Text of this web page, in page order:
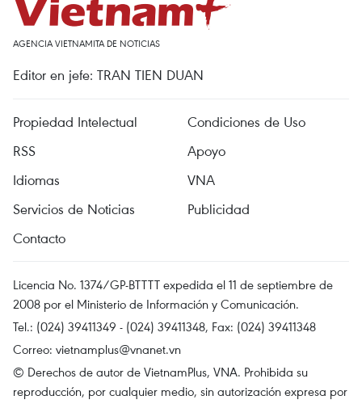
AGENCIA VIETNAMITA DE NOTICIAS
Editor en jefe: TRAN TIEN DUAN
Propiedad Intelectual
Condiciones de Uso
RSS
Apoyo
Idiomas
VNA
Servicios de Noticias
Publicidad
Contacto
Licencia No. 1374/GP-BTTTT expedida el 11 de septiembre de
2008 por el Ministerio de Información y Comunicación.
Tel.: (024) 39411349 - (024) 39411348, Fax: (024) 39411348
Correo: vietnamplus@vnanet.vn
© Derechos de autor de VietnamPlus, VNA. Prohibida su
reproducción, por cualquier medio, sin autorización expresa por